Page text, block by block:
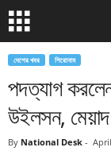
দেশের খবর শিরোনাম
পদত্যাগ
উইলসন,
By National Desk -